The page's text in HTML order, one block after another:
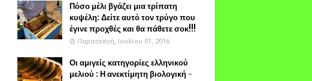
Πόσο μέλι βγάζει μια τρίπατη
κυψέλη: Δείτε αυτό τον τρύγο που
έγινε προχθές και θα πάθετε σοκ!!!
Παρασκευή, Ιουλίου 01, 2016
Οι αμιγείς κατηγορίες ελληνικού
μελιού : Η ανεκτίμητη βιολογική -